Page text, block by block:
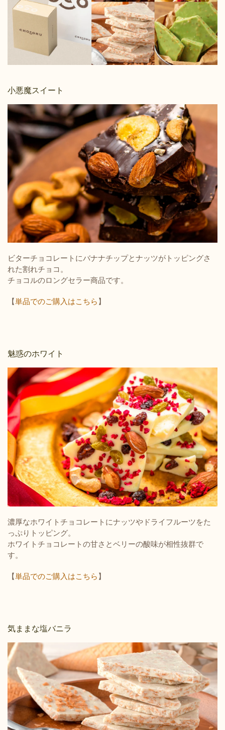
小悪魔スイート
ビターチョコレートにバナナチップとナッツがトッピングさ
れた割れチョコ。
チョコルのロングセラー商品です。
【単品でのご購入はこちら 】
魅惑のホワイト
濃厚なホワイトチョコレートにナッツやドライフルーツをた
っぷりトッピング。
ホワイトチョコレートの甘さとベリーの酸味が相性抜群で
す。
【単品でのご購入はこちら 】
気ままな塩バニラ